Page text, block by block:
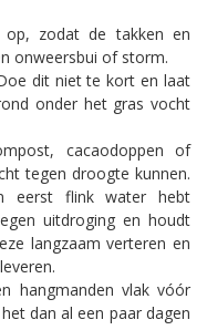
op, zodat de takken en
onweersbui of storm.
dit niet te kort en laat
onder het gras vocht
cacaodoppen of
tegen droogte kunnen.
eerst flink water hebt
uitdroging en houdt
langzaam verteren en
hangmanden vlak vóór
dan al een paar dagen